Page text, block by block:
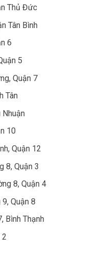
Thủ Đức
Tân Bình
6
5
Quận 7
Tân
Nhuận
10
Quận 12
8, Quận 3
8, Quận 4
Quận 8
Bình Thạnh
2